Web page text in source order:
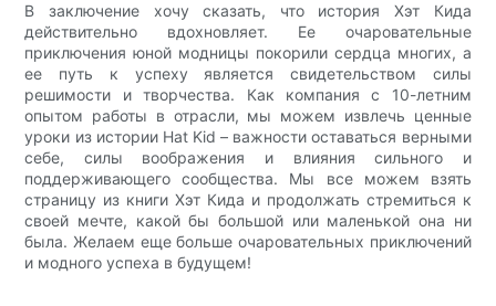
В заключение хочу сказать, что история Хэт Кида
действительно вдохновляет. Ее очаровательные
приключения юной модницы покорили сердца многих, а
ее путь к успеху является свидетельством силы
решимости и творчества. Как компания с 10-летним
опытом работы в отрасли, мы можем извлечь ценные
уроки из истории Hat Kid – важности оставаться верными
себе, силы воображения и влияния сильного и
поддерживающего сообщества. Мы все можем взять
страницу из книги Хэт Кида и продолжать стремиться к
своей мечте, какой бы большой или маленькой она ни
была. Желаем еще больше очаровательных приключений
и модного успеха в будущем!